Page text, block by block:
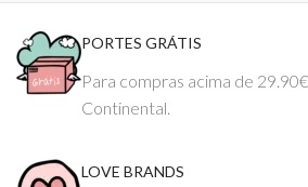
PORTES GRÁTIS
Para compras acima de
Continental.
LOVE BRANDS